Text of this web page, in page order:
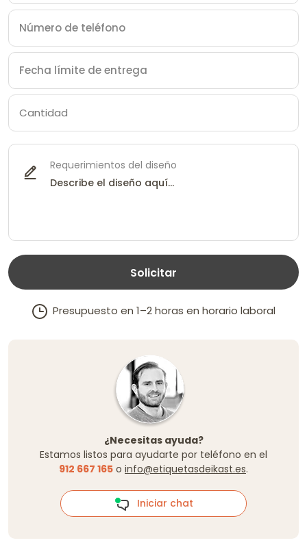
Requerimientos del diseño
Solicitar
Presupuesto en 1–2 horas en horario laboral
¿Necesitas ayuda?
Estamos listos para ayudarte por teléfono en el
912 667 165 o info@etiquetasdeikast.es.
Iniciar chat